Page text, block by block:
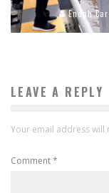
Endah
LEAVE A REPLY
Your email address will
Comment*